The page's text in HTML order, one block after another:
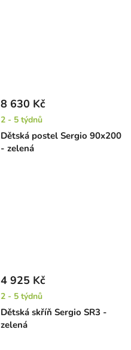
Dětská postel Sergio 90x200
- zelená
8 630 Kč
2 - 5 týdnů
Dětská skříň Sergio SR3 -
zelená
4 925 Kč
2 - 5 týdnů